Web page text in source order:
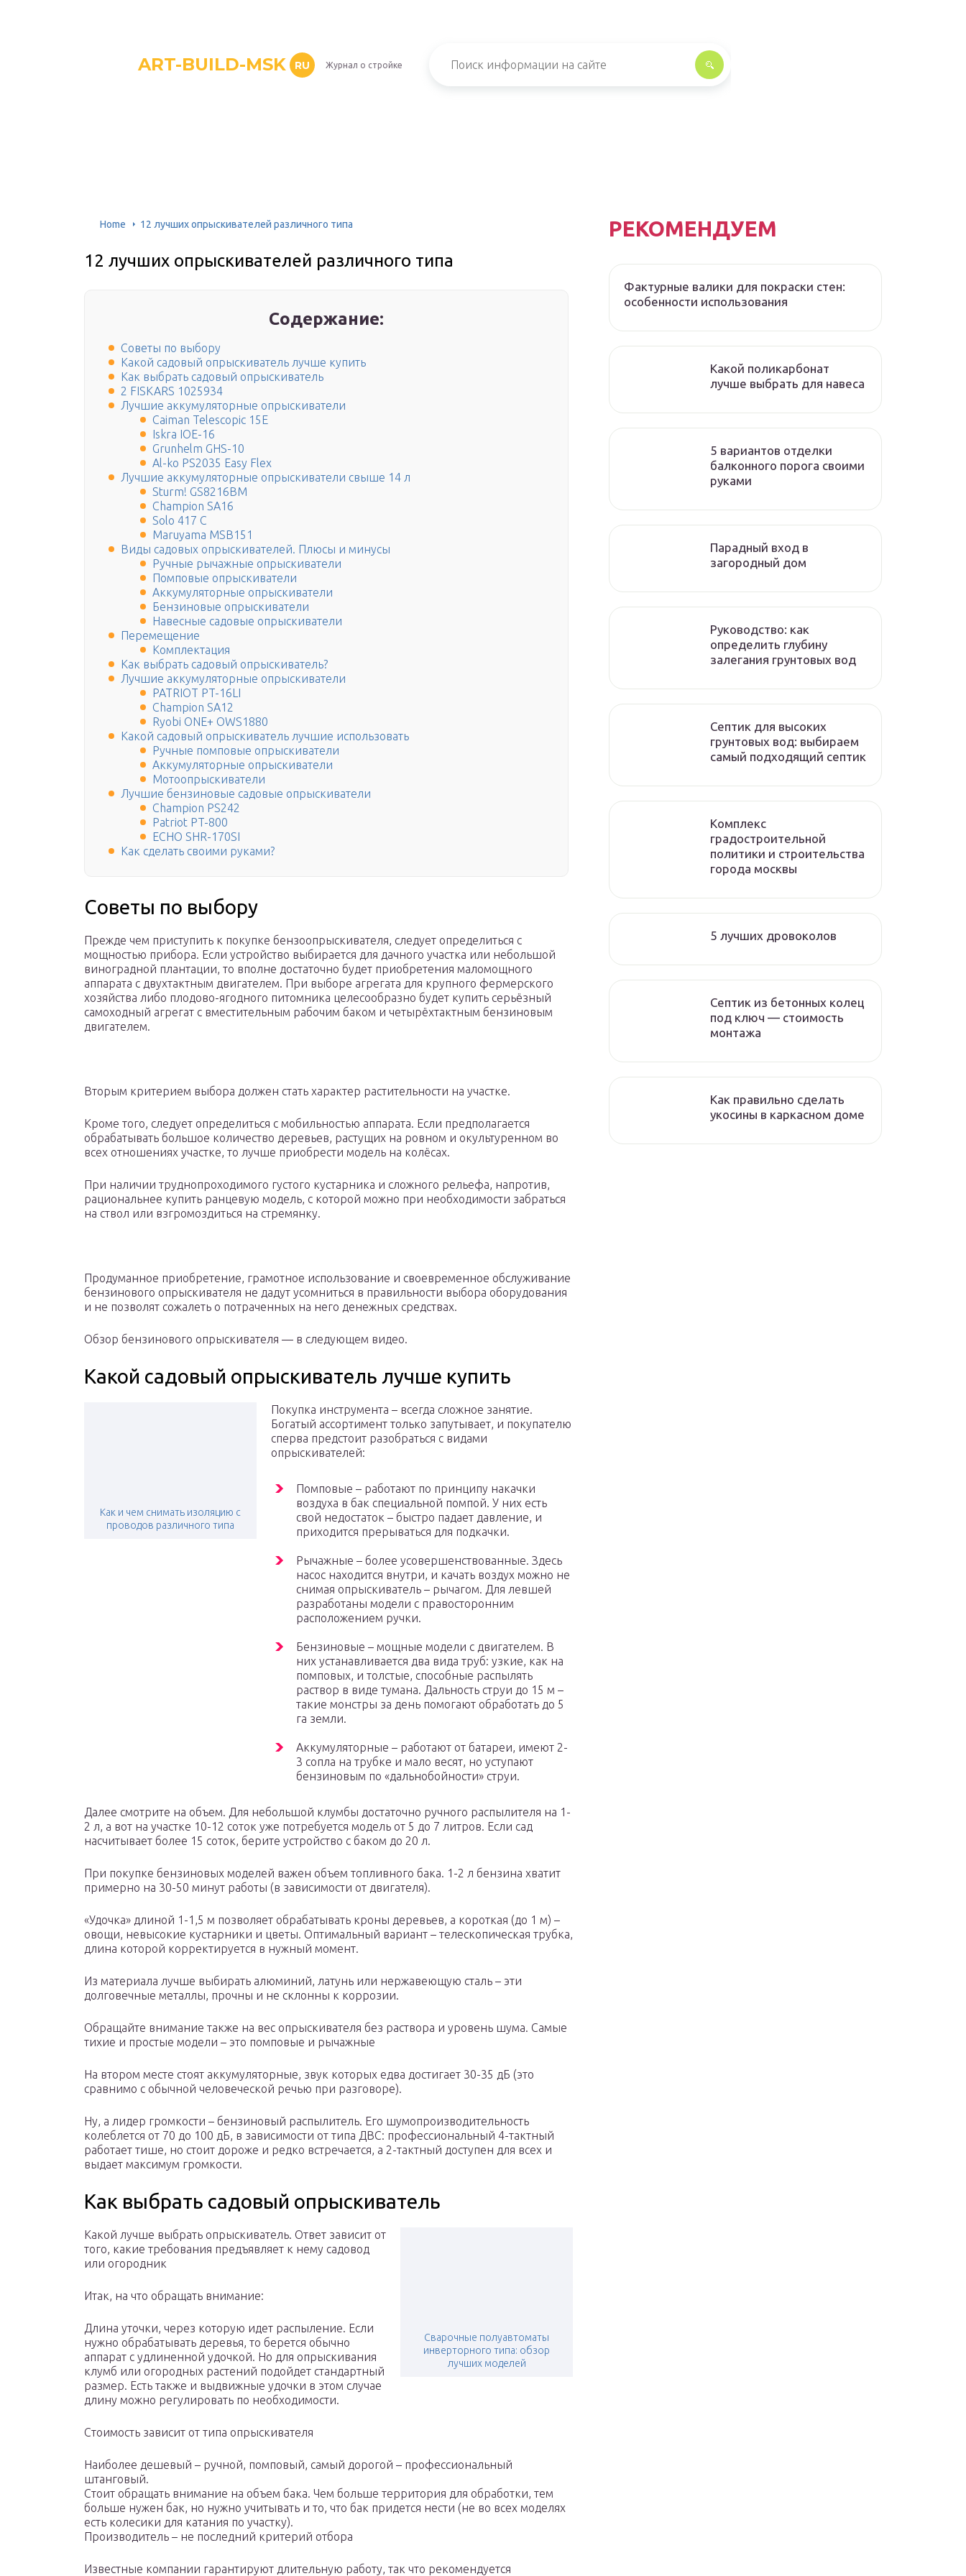
ART-BUILD-MSK RU Журнал о стройке
Home 12 лучших опрыскивателей различного типа
12 лучших опрыскивателей различного типа
Содержание:
Советы по выбору
Какой садовый опрыскиватель лучше купить
Как выбрать садовый опрыскиватель
2 FISKARS 1025934
Лучшие аккумуляторные опрыскиватели
Caiman Telescopic 15E
Iskra IOE-16
Grunhelm GHS-10
Al-ko PS2035 Easy Flex
Лучшие аккумуляторные опрыскиватели свыше 14 л
Sturm! GS8216BM
Champion SA16
Solo 417 C
Maruyama MSB151
Виды садовых опрыскивателей. Плюсы и минусы
Ручные рычажные опрыскиватели
Помповые опрыскиватели
Аккумуляторные опрыскиватели
Бензиновые опрыскиватели
Навесные садовые опрыскиватели
Перемещение
Комплектация
Как выбрать садовый опрыскиватель?
Лучшие аккумуляторные опрыскиватели
PATRIOT PT-16LI
Champion SA12
Ryobi ONE+ OWS1880
Какой садовый опрыскиватель лучшие использовать
Ручные помповые опрыскиватели
Аккумуляторные опрыскиватели
Мотоопрыскиватели
Лучшие бензиновые садовые опрыскиватели
Champion PS242
Patriot PT-800
ECHO SHR-170SI
Как сделать своими руками?
Советы по выбору
Прежде чем приступить к покупке бензоопрыскивателя, следует определиться с
мощностью прибора. Если устройство выбирается для дачного участка или небольшой
виноградной плантации, то вполне достаточно будет приобретения маломощного
аппарата с двухтактным двигателем. При выборе агрегата для крупного фермерского
хозяйства либо плодово-ягодного питомника целесообразно будет купить серьёзный
самоходный агрегат с вместительным рабочим баком и четырёхтактным бензиновым
двигателем.
Вторым критерием выбора должен стать характер растительности на участке.
Кроме того, следует определиться с мобильностью аппарата. Если предполагается
обрабатывать большое количество деревьев, растущих на ровном и окультуренном во
всех отношениях участке, то лучше приобрести модель на колёсах.
При наличии труднопроходимого густого кустарника и сложного рельефа, напротив,
рациональнее купить ранцевую модель, с которой можно при необходимости забраться
на ствол или взгромоздиться на стремянку.
Продуманное приобретение, грамотное использование и своевременное обслуживание
бензинового опрыскивателя не дадут усомниться в правильности выбора оборудования
и не позволят сожалеть о потраченных на него денежных средствах.
Обзор бензинового опрыскивателя — в следующем видео.
Какой садовый опрыскиватель лучше купить
Как и чем снимать изоляцию с
проводов различного типа
Покупка инструмента – всегда сложное занятие.
Богатый ассортимент только запутывает, и покупателю
сперва предстоит разобраться с видами
опрыскивателей:
Помповые – работают по принципу накачки
воздуха в бак специальной помпой. У них есть
свой недостаток – быстро падает давление, и
приходится прерываться для подкачки.
Рычажные – более усовершенствованные. Здесь
насос находится внутри, и качать воздух можно не
снимая опрыскиватель – рычагом. Для левшей
разработаны модели с правосторонним
расположением ручки.
Бензиновые – мощные модели с двигателем. В
них устанавливается два вида труб: узкие, как на
помповых, и толстые, способные распылять
раствор в виде тумана. Дальность струи до 15 м –
такие монстры за день помогают обработать до 5
га земли.
Аккумуляторные – работают от батареи, имеют 2-
3 сопла на трубке и мало весят, но уступают
бензиновым по «дальнобойности» струи.
Далее смотрите на объем. Для небольшой клумбы достаточно ручного распылителя на 1-
2 л, а вот на участке 10-12 соток уже потребуется модель от 5 до 7 литров. Если сад
насчитывает более 15 соток, берите устройство с баком до 20 л.
При покупке бензиновых моделей важен объем топливного бака. 1-2 л бензина хватит
примерно на 30-50 минут работы (в зависимости от двигателя).
«Удочка» длиной 1-1,5 м позволяет обрабатывать кроны деревьев, а короткая (до 1 м) –
овощи, невысокие кустарники и цветы. Оптимальный вариант – телескопическая трубка,
длина которой корректируется в нужный момент.
Из материала лучше выбирать алюминий, латунь или нержавеющую сталь – эти
долговечные металлы, прочны и не склонны к коррозии.
Обращайте внимание также на вес опрыскивателя без раствора и уровень шума. Самые
тихие и простые модели – это помповые и рычажные
На втором месте стоят аккумуляторные, звук которых едва достигает 30-35 дБ (это
сравнимо с обычной человеческой речью при разговоре).
Ну, а лидер громкости – бензиновый распылитель. Его шумопроизводительность
колеблется от 70 до 100 дБ, в зависимости от типа ДВС: профессиональный 4-тактный
работает тише, но стоит дороже и редко встречается, а 2-тактный доступен для всех и
выдает максимум громкости.
Как выбрать садовый опрыскиватель
Сварочные полуавтоматы
инверторного типа: обзор
лучших моделей
Какой лучше выбрать опрыскиватель. Ответ зависит от
того, какие требования предъявляет к нему садовод
или огородник
Итак, на что обращать внимание:
Длина уточки, через которую идет распыление. Если
нужно обрабатывать деревья, то берется обычно
аппарат с удлиненной удочкой. Но для опрыскивания
клумб или огородных растений подойдет стандартный
размер. Есть также и выдвижные удочки в этом случае
длину можно регулировать по необходимости.
Стоимость зависит от типа опрыскивателя
Наиболее дешевый – ручной, помповый, самый дорогой – профессиональный
штанговый.
Стоит обращать внимание на объем бака. Чем больше территория для обработки, тем
больше нужен бак, но нужно учитывать и то, что бак придется нести (не во всех моделях
есть колесики для катания по участку).
Производитель – не последний критерий отбора
Известные компании гарантируют длительную работу, так что рекомендуется
РЕКОМЕНДУЕМ
Фактурные валики для покраски стен:
особенности использования
Какой поликарбонат
лучше выбрать для навеса
5 вариантов отделки
балконного порога своими
руками
Парадный вход в
загородный дом
Руководство: как
определить глубину
залегания грунтовых вод
Септик для высоких
грунтовых вод: выбираем
самый подходящий септик
Комплекс
градостроительной
политики и строительства
города москвы
5 лучших дровоколов
Септик из бетонных колец
под ключ — стоимость
монтажа
Как правильно сделать
укосины в каркасном доме